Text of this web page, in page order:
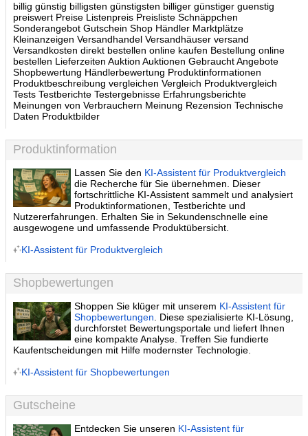
billig günstig billigsten günstigsten billiger günstiger guenstig
preiswert Preise Listenpreis Preisliste Schnäppchen
Sonderangebot Gutschein Shop Händler Marktplätze
Kleinanzeigen Versandhandel Versandhäuser versand
Versandkosten direkt bestellen online kaufen Bestellung online
bestellen Lieferzeiten Auktion Auktionen Gebraucht Angebote
Shopbewertung Händlerbewertung Produktinformationen
Produktbeschreibung vergleichen Vergleich Produktvergleich
Tests Testberichte Testergebnisse Erfahrungsberichte
Meinungen von Verbrauchern Meinung Rezension Technische
Daten Produktbilder
Produktinformation
Lassen Sie den KI-Assistent für Produktvergleich
die Recherche für Sie übernehmen. Dieser
fortschrittliche KI-Assistent sammelt und analysiert
Produktinformationen, Testberichte und
Nutzererfahrungen. Erhalten Sie in Sekundenschnelle eine
ausgewogene und umfassende Produktübersicht.
KI-Assistent für Produktvergleich
Shopbewertungen
Shoppen Sie klüger mit unserem KI-Assistent für
Shopbewertungen . Diese spezialisierte KI-Lösung,
durchforstet Bewertungsportale und liefert Ihnen
eine kompakte Analyse. Treffen Sie fundierte
Kaufentscheidungen mit Hilfe modernster Technologie.
KI-Assistent für Shopbewertungen
Gutscheine
Entdecken Sie unseren KI-Assistent für